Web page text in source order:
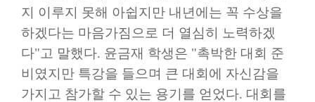
지 이루지 못해 아쉽지만 내년에는 꼭 수상을
하겠다는 마음가짐으로 더 열심히 노력하겠
다"고 말했다. 윤금재 학생은 "촉박한 대회 준
비였지만 특강을 들으며 큰 대회에 자신감을
가지고 참가할 수 있는 용기를 얻었다. 대회를